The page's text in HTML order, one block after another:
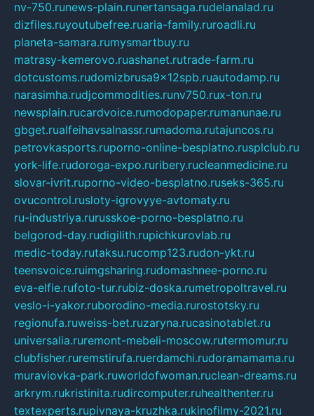
nv-750.runews-plain.runertansaga.rudelanalad.ru
dizfiles.ruyoutubefree.ruaria-family.ruroadli.ru
planeta-samara.rumysmartbuy.ru
matrasy-kemerovo.ruashanet.rutrade-farm.ru
dotcustoms.rudomizbrusa9x12spb.ruautodamp.ru
narasimha.rudjcommodities.runv750.rux-ton.ru
newsplain.rucardvoice.rumodopaper.rumanunae.ru
gbget.rualfeihavsalnassr.rumadoma.rutajuncos.ru
petrovkasports.ruporno-online-besplatno.rusplclub.ru
york-life.rudoroga-expo.ruribery.rucleanmedicine.ru
slovar-ivrit.ruporno-video-besplatno.ruseks-365.ru
ovucontrol.rusloty-igrovyye-avtomaty.ru
ru-industriya.rurusskoe-porno-besplatno.ru
belgorod-day.rudigilith.rupichkurovlab.ru
medic-today.rutaksu.rucomp123.rudon-ykt.ru
teensvoice.ruimgsharing.rudomashnee-porno.ru
eva-elfie.rufoto-tur.rubiz-doska.rumetropoltravel.ru
veslo-i-yakor.ruborodino-media.rurostotsky.ru
regionufa.ruweiss-bet.ruzaryna.rucasinotablet.ru
universalia.ruremont-mebeli-moscow.rutermomur.ru
clubfisher.ruremstirufa.ruerdamchi.rudoramamama.ru
muraviovka-park.ruworldofwoman.ruclean-dreams.ru
arkrym.rukristinita.rudircomputer.ruhealthenter.ru
textexperts.rupivnaya-kruzhka.rukinofilmy-2021.ru